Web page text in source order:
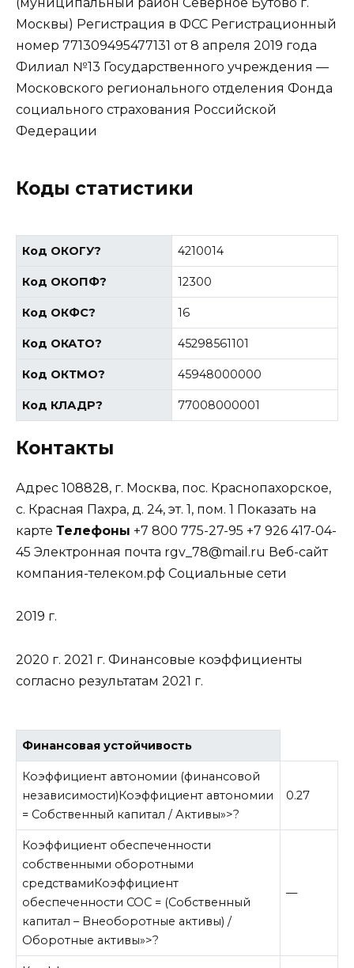
Москвы) Регистрация в ФСС Регистрационный
номер 771309495477131 от 8 апреля 2019 года
Филиал №13 Государственного учреждения —
Московского регионального отделения Фонда
социального страхования Российской
Федерации
Коды статистики
Код ОКОГУ? 4210014
Код ОКОПФ? 12300
Код ОКФС? 16
Код ОКАТО? 45298561101
Код ОКТМО? 45948000000
Код КЛАДР? 77008000001
Контакты
Адрес 108828, г. Москва, пос. Краснопахорское,
с. Красная Пахра, д. 24, эт. 1, пом. 1 Показать на
карте Телефоны +7 800 775-27-95 +7 926 417-04-
45 Электронная почта rgv_78@mail.ru Веб-сайт
компания-телеком.рф Cоциальные сети
2019 г.
2020 г. 2021 г. Финансовые коэффициенты
согласно результатам 2021 г.
Финансовая устойчивость
Коэффициент автономии (финансовой
независимости)Коэффициент автономии
= Собственный капитал / Активы»>?
0.27
Коэффициент обеспеченности
собственными оборотными
средствамиКоэффициент
обеспеченности СОС = (Собственный
капитал – Внеоборотные активы) /
Оборотные активы»>?
—